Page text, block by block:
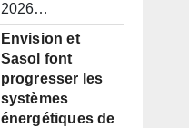
2026…
Envision et
Sasol font
progresser les
systèmes
énergétiques de